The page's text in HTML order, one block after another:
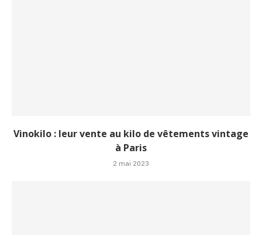
Vinokilo : leur vente au kilo de vêtements vintage
à Paris
2 mai 2023